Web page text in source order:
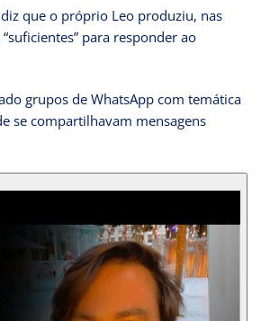
que o próprio Leo produziu, nas
para responder ao
grupos de WhatsApp com temática
se compartilhavam mensagens